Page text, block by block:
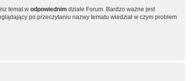
temat w odpowiednim dziale Forum. Bardzo ważne jest
po przeczytaniu nazwy tematu wiedział w czym problem